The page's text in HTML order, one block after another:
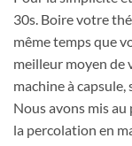
30s. Boire votre
même temps que
meilleur moyen de
machine à
Nous avons mis
la percolation en